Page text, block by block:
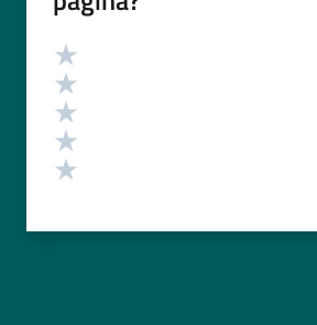
Valutazione